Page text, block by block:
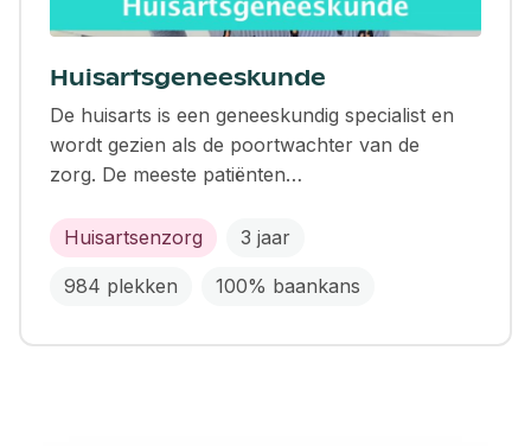
Huisartsgeneeskunde
De huisarts is een geneeskundig specialist en
wordt gezien als de poortwachter van de
zorg. De meeste patiënten…
Huisartsenzorg 3 jaar
984 plekken 100% baankans